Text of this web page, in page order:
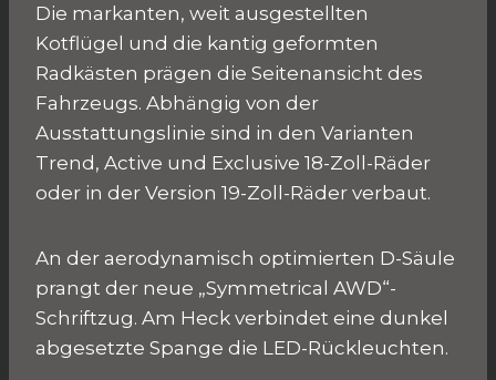
Die markanten, weit ausgestellten
Kotflügel und die kantig geformten
Radkästen prägen die Seitenansicht des
Fahrzeugs. Abhängig von der
Ausstattungslinie sind in den Varianten
Trend, Active und Exclusive 18-Zoll-Räder
oder in der Version 19-Zoll-Räder verbaut.
An der aerodynamisch optimierten D-Säule
prangt der neue „Symmetrical AWD“-
Schriftzug. Am Heck verbindet eine dunkel
abgesetzte Spange die LED-Rückleuchten.